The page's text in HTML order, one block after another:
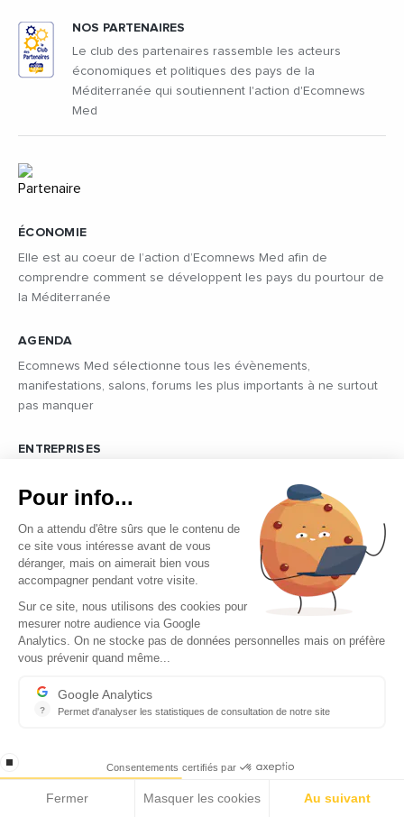
ÉCONOMIE
Elle est au coeur de l’action d’Ecomnews Med afin de
comprendre comment se développent les pays du pourtour de
la Méditerranée
AGENDA
Ecomnews Med sélectionne tous les évènements,
manifestations, salons, forums les plus importants à ne surtout
pas manquer
ENTREPRISES
tissu des entreprises sur tous les bassins d’emploi des pays du
pourtour méditerranéen en réalisant des focus sur les plus
innovantes d’entre elles.
VIDÉOS
Retrouvez tous les reportages et interviews de terrain réalisés
par nos journalistes professionnels sur les acteurs les plus
dynamiques des pays du pourtour méditerranéen.
EMPLOI
C’est une priorité pour Ecomnews Med d’aider les personnes
Quels sont les décideurs qui font l’actualité économique et
NOS PARTENAIRES
Le club des partenaires rassemble les acteurs
économiques et politiques des pays de la
Méditerranée qui soutiennent l'action d'Ecomnews
Med
Pour info...
On a attendu d'être sûrs que le contenu de
ce site vous intéresse avant de vous
déranger, mais on aimerait bien vous
accompagner pendant votre visite.
Sur ce site, nous utilisons des cookies pour
mesurer notre audience via Google
Analytics. On ne stocke pas de données personnelles mais on préfère
vous prévenir quand même...
?
Google Analytics
Permet d'analyser les statistiques de consultation de notre site
stop loading Consentements certifiés par
Fermer Masquer les cookies Au suivant